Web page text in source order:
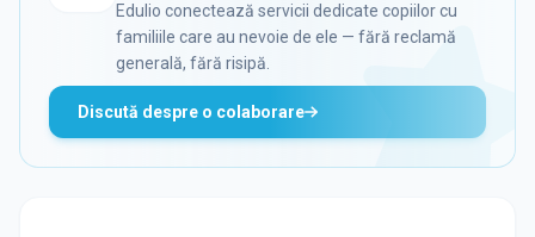
Edulio conectează servicii dedicate copiilor cu
familiile care au nevoie de ele — fără reclamă
generală, fără risipă.
Discută despre o colaborare